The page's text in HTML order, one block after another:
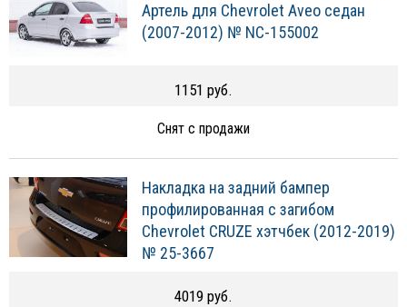
Артель для Chevrolet Aveo седан
(2007-2012) № NC-155002
1151 руб.
Снят с продажи
Накладка на задний бампер
профилированная с загибом
Chevrolet CRUZE хэтчбек (2012-2019)
№ 25-3667
4019 руб.